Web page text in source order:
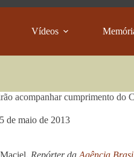
Vídeos
acompanhar cumprimento do
de maio de 2013
Repórter da Agência